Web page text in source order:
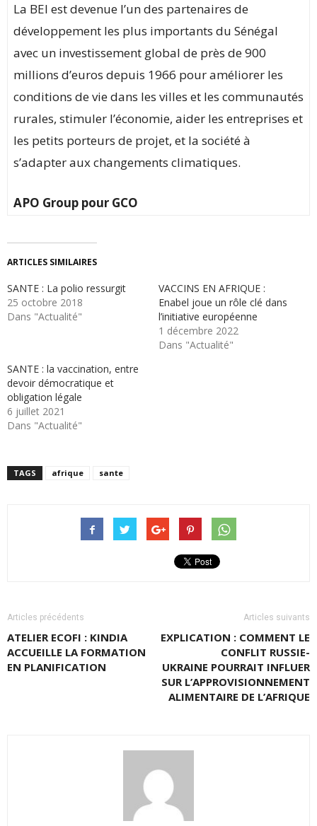
La BEI est devenue l’un des partenaires de
développement les plus importants du Sénégal
avec un investissement global de près de 900
millions d’euros depuis 1966 pour améliorer les
conditions de vie dans les villes et les communautés
rurales, stimuler l’économie, aider les entreprises et
les petits porteurs de projet, et la société à
s’adapter aux changements climatiques.
APO Group pour GCO
ARTICLES SIMILAIRES
SANTE : La polio ressurgit
25 octobre 2018
Dans "Actualité"
VACCINS EN AFRIQUE :
Enabel joue un rôle clé dans
l’initiative européenne
1 décembre 2022
Dans "Actualité"
SANTE : la vaccination, entre
devoir démocratique et
obligation légale
6 juillet 2021
Dans "Actualité"
TAGS afrique sante
Articles précédents
ATELIER ECOFI : KINDIA
ACCUEILLE LA FORMATION
EN PLANIFICATION
Articles suivants
EXPLICATION : COMMENT LE
CONFLIT RUSSIE-
UKRAINE POURRAIT INFLUER
SUR L’APPROVISIONNEMENT
ALIMENTAIRE DE L’AFRIQUE